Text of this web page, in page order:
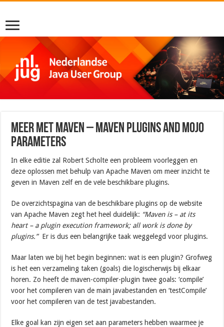
Meer met Maven – Maven Plugins and Mojo
Parameters
In elke editie zal Robert Scholte een probleem voorleggen en
deze oplossen met behulp van Apache Maven om meer inzicht te
geven in Maven zelf en de vele beschikbare plugins.
De overzichtspagina van de beschikbare plugins op de website
van Apache Maven zegt het heel duidelijk: “Maven is – at its
heart – a plugin execution framework; all work is done by
plugins.”Er is dus een belangrijke taak weggelegd voor plugins.
Maar laten we bij het begin beginnen: wat is een plugin? Grofweg
is het een verzameling taken (goals) die logischerwijs bij elkaar
horen. Zo heeft de maven-compiler-plugin twee goals: ‘compile’
voor het compileren van de main javabestanden en ‘testCompile’
voor het compileren van de test javabestanden.
Elke goal kan zijn eigen set aan parameters hebben waarmee je